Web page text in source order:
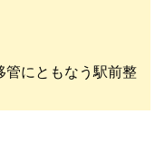
管にともなう駅前整